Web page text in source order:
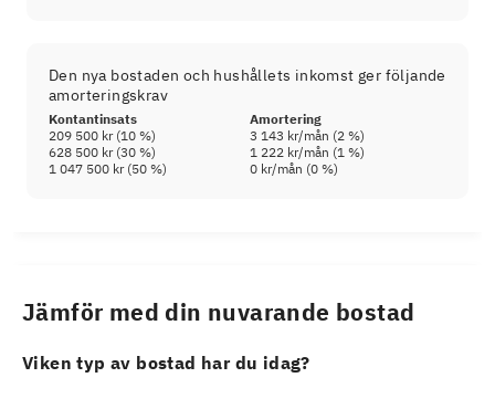
Den nya bostaden och hushållets inkomst ger följande
amorteringskrav
Kontantinsats
Amortering
209 500 kr(10 %) 3 143 kr/mån (2 %)
628 500 kr(30 %) 1 222 kr/mån (1 %)
1 047 500 kr(50 %) 0 kr/mån (0 %)
Jämför med din nuvarande bostad
Viken typ av bostad har du idag?